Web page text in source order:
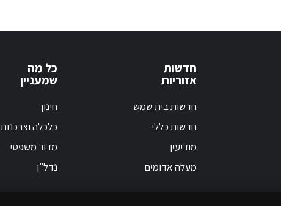
חדשות
אזוריות
חדשות בית שמש
חדשות כללי
מודיעין
מעלה אדומים
כל מה
שמעניין
חינוך
כלכלה וצרכנות
מדור משפטי
נדל"ן